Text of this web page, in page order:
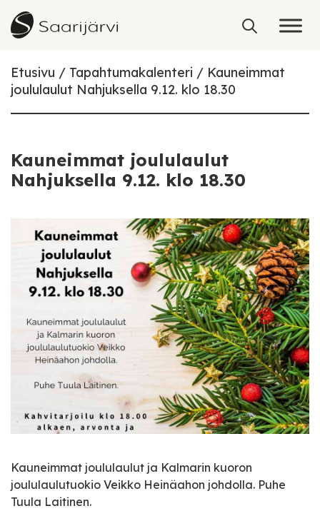
Skip to content
Etusivu Tapahtumakalenteri
Kauneimmat
joululaulut Nahjuksella 9.12. klo 18.30
Kauneimmat joululaulut
Nahjuksella 9.12. klo 18.30
Kauneimmat joululaulut ja Kalmarin kuoron
joululaulutuokio Veikko Heinäahon johdolla. Puhe
Tuula Laitinen.